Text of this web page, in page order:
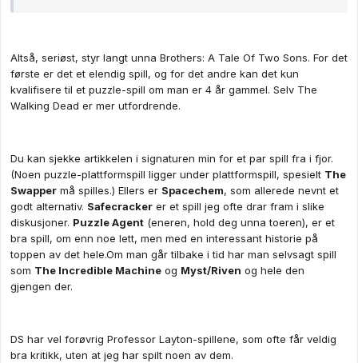
Altså, seriøst, styr langt unna Brothers: A Tale Of Two Sons. For det
første er det et elendig spill, og for det andre kan det kun
kvalifisere til et puzzle-spill om man er 4 år gammel. Selv The
Walking Dead er mer utfordrende.
Du kan sjekke artikkelen i signaturen min for et par spill fra i fjor.
(Noen puzzle-plattformspill ligger under plattformspill, spesielt The
Swapper må spilles.) Ellers er Spacechem, som allerede nevnt et
godt alternativ. Safecracker er et spill jeg ofte drar fram i slike
diskusjoner. Puzzle Agent (eneren, hold deg unna toeren), er et
bra spill, om enn noe lett, men med en interessant historie på
toppen av det hele.Om man går tilbake i tid har man selvsagt spill
som The Incredible Machine og Myst/Riven og hele den
gjengen der.
DS har vel forøvrig Professor Layton-spillene, som ofte får veldig
bra kritikk, uten at jeg har spilt noen av dem.